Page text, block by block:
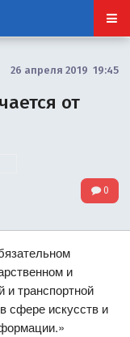
26 апреля 2019 19:45
от
0
и
и транспортной
сфере искусств и